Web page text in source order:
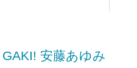
安藤あゆみ